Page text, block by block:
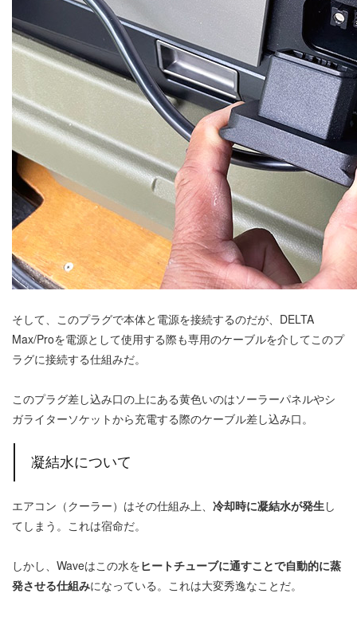
そして、このプラグで本体と電源を接続するのだが、DELTA
Max/Proを電源として使用する際も専用のケーブルを介してこのプ
ラグに接続する仕組みだ。
このプラグ差し込み口の上にある黄色いのはソーラーパネルやシ
ガライターソケットから充電する際のケーブル差し込み口。
凝結水について
エアコン（クーラー）はその仕組み上、 冷却時に凝結水が発生し
てしまう。これは宿命だ。
しかし、Waveはこの水をヒートチューブに通すことで自動的に蒸
発させる仕組みになっている。これは大変秀逸なことだ。